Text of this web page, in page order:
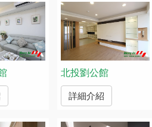
北投劉公館
詳細介紹